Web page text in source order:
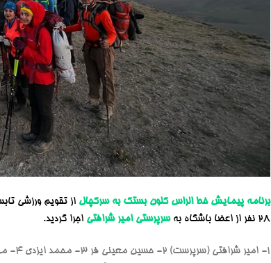
برنامه پیمایش خط الراس کلون بستک به سرکچال از تقویم ورزشی تابستان 1401 باشگاه کوهنوردی همت
28 نفر از اعضا باشگاه به
سرپرستی امیر شرافتی اجرا گردید.